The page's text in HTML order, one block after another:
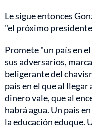
Le sigue entonces
"el próximo
Promete "un país en
sus adversarios,
beligerante del
país en el que al
dinero vale, que al
habrá agua. Un país
la educación eduque.